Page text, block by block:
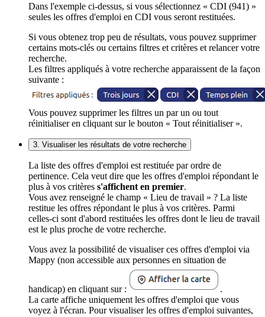
Dans l'exemple ci-dessus, si vous sélectionnez « CDI (941) »
seules les offres d'emploi en CDI vous seront restituées.
Si vous obtenez trop peu de résultats, vous pouvez supprimer
certains mots-clés ou certains filtres et critères et relancer votre
recherche.
Les filtres appliqués à votre recherche apparaissent de la façon
suivante :
Vous pouvez supprimer les filtres un par un ou tout
réinitialiser en cliquant sur le bouton « Tout réinitialiser ».
3. Visualiser les résultats de votre recherche
La liste des offres d'emploi est restituée par ordre de
pertinence. Cela veut dire que les offres d'emploi répondant le
plus à vos critères s'affichent en premier.
Vous avez renseigné le champ « Lieu de travail » ? La liste
restitue les offres répondant le plus à vos critères. Parmi
celles-ci sont d'abord restituées les offres dont le lieu de travail
est le plus proche de votre recherche.
Vous avez la possibilité de visualiser ces offres d'emploi via
Mappy (non accessible aux personnes en situation de
handicap) en cliquant sur :
.
La carte affiche uniquement les offres d'emploi que vous
voyez à l'écran. Pour visualiser les offres d'emploi suivantes,